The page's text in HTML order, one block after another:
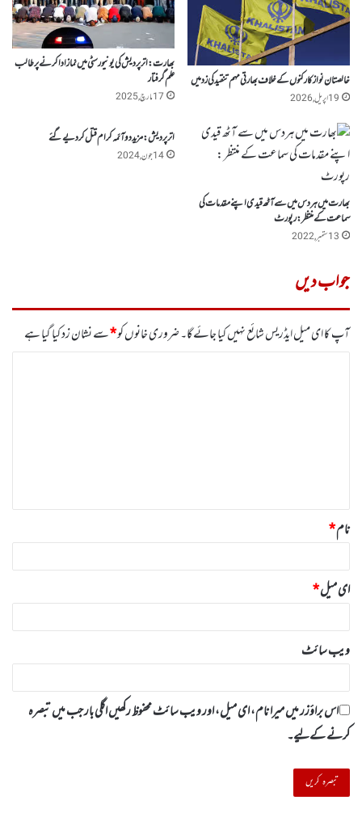
خالصتان نواز کارکنوں کے خلاف بھارتی مہم تنقید کی زد میں
19 اپریل, 2026
بھارت :اترپردیش کی یونیورسٹی میں نماز ادا کرنے پرطالب
علم گرفتار
17 مارچ, 2025
بھارت میں ہردس میں سے آٹھ قیدی اپنے مقدمات کی
سماعت کے منتظر : رپورٹ
13 ستمبر, 2022
اتر پردیش: مزید دو آئمہ کرام قتل کر دیے گئے
14 جون, 2024
جواب دیں
آپ کا ای میل ایڈریس شائع نہیں کیا جائے گا۔ضروری خانوں کو*سے نشان زد کیا گیا ہے
نام*
ای میل*
ویب‌ سائٹ
اس براؤزر میں میرا نام، ای میل، اور ویب سائٹ محفوظ رکھیں اگلی بار جب میں تبصرہ
کرنے کےلیے۔